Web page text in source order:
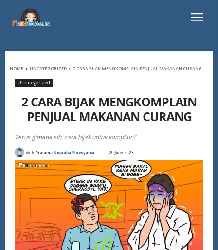
HOME UNCATEGORIZED 2 CARA BIJAK MENGKOMPLAIN PENJUAL MAKANAN CURANG
Uncategorized
2 CARA BIJAK MENGKOMPLAIN
PENJUAL MAKANAN CURANG
Terus gimana sih, cara bijak untuk komplain?
oleh Pratama Nugraha Purwiyatna 20 June 2023